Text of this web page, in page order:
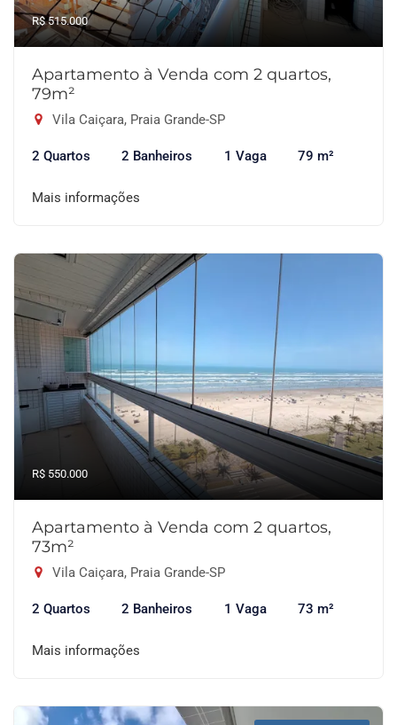
R$ 515.000
Apartamento à Venda com 2 quartos,
79m²
Vila Caiçara, Praia Grande-SP
2 Quartos 2 Banheiros 1 Vaga 79 m²
Mais informações
R$ 550.000
Apartamento à Venda com 2 quartos,
73m²
Vila Caiçara, Praia Grande-SP
2 Quartos 2 Banheiros 1 Vaga 73 m²
Mais informações